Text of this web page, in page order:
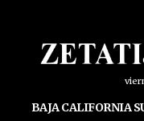
BAJA CALIFORNIA